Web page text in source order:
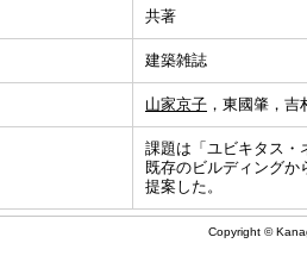
共著
建築雑誌
山家京子 ，東國肇，
課題は「ユビキタス・
既存のビルディング
提案した。
Copyright ©